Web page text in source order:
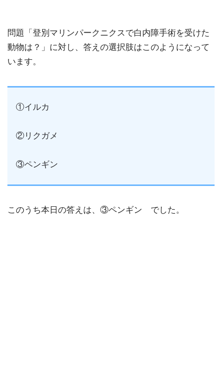
問題「登別マリンパークニクスで白内障手術を受けた
動物は？」に対し、答えの選択肢はこのようになって
います。
①イルカ
②リクガメ
③ペンギン
このうち本日の答えは、③ペンギン でした。